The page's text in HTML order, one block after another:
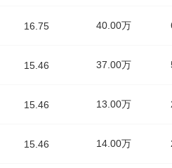
16.75 40.00万
15.46 37.00万
15.46 13.00万
15.46 14.00万